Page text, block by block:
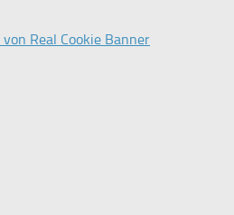
Real Cookie Banner